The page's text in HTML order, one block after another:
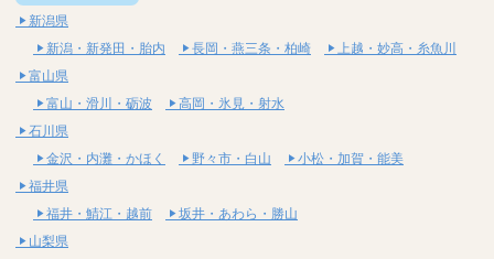
新潟県
新潟・新発田・胎内
長岡・燕三条・柏崎
上越・妙高・糸魚川
富山県
富山・滑川・砺波
高岡・氷見・射水
石川県
金沢・内灘・かほく
野々市・白山
小松・加賀・能美
福井県
福井・鯖江・越前
坂井・あわら・勝山
山梨県